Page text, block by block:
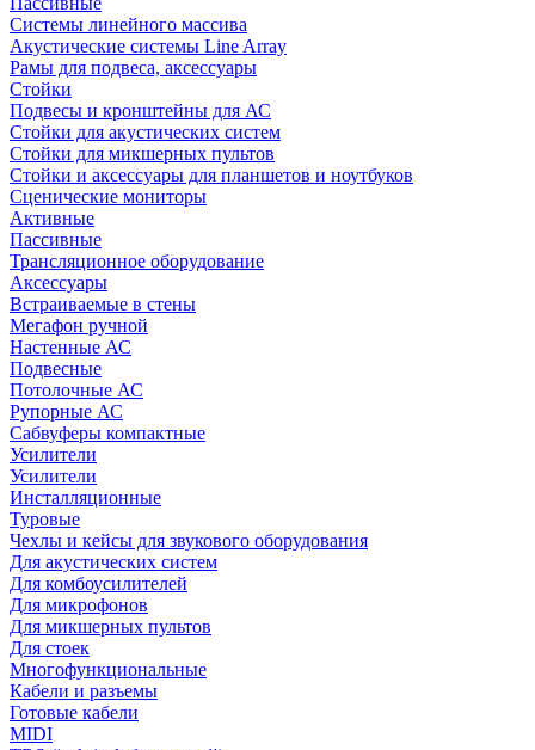
Системы линейного массива
Акустические системы Line Array
Рамы для подвеса, аксессуары
Стойки
Подвесы и кронштейны для АС
Стойки для акустических систем
Стойки для микшерных пультов
Стойки и аксессуары для планшетов и ноутбуков
Сценические мониторы
Активные
Пассивные
Трансляционное оборудование
Аксессуары
Встраиваемые в стены
Мегафон ручной
Настенные АС
Подвесные
Потолочные АС
Рупорные АС
Сабвуферы компактные
Усилители
Усилители
Инсталляционные
Туровые
Чехлы и кейсы для звукового оборудования
Для акустических систем
Для комбоусилителей
Для микрофонов
Для микшерных пультов
Для стоек
Многофункциональные
Кабели и разъемы
Готовые кабели
MIDI